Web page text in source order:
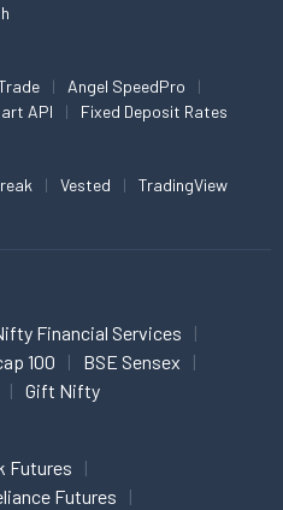
Angel SpeedPro
API Fixed Deposit Rates
Vested TradingView
Financial Services
100
BSE Sensex
Gift Nifty
Futures
Futures